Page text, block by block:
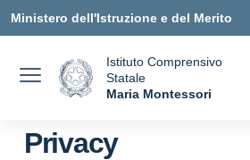
Ministero dell'Istruzione e del Merito
Istituto Comprensivo
Statale
Maria Montessori
Privacy